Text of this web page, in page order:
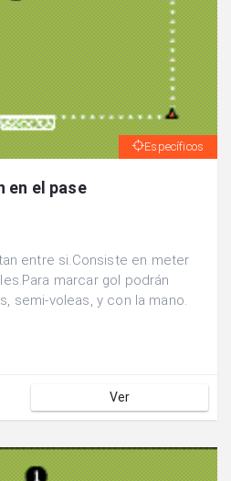
Específicos
en el pase
entre si.Consiste en meter
marcar gol podrán
semi-voleas, y con la mano.
Ver